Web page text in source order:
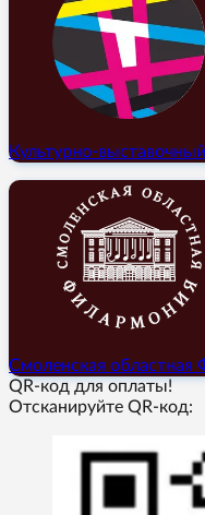
Культурно-
Смоленская областная
QR-код для оплаты!
Отсканируйте QR-код: